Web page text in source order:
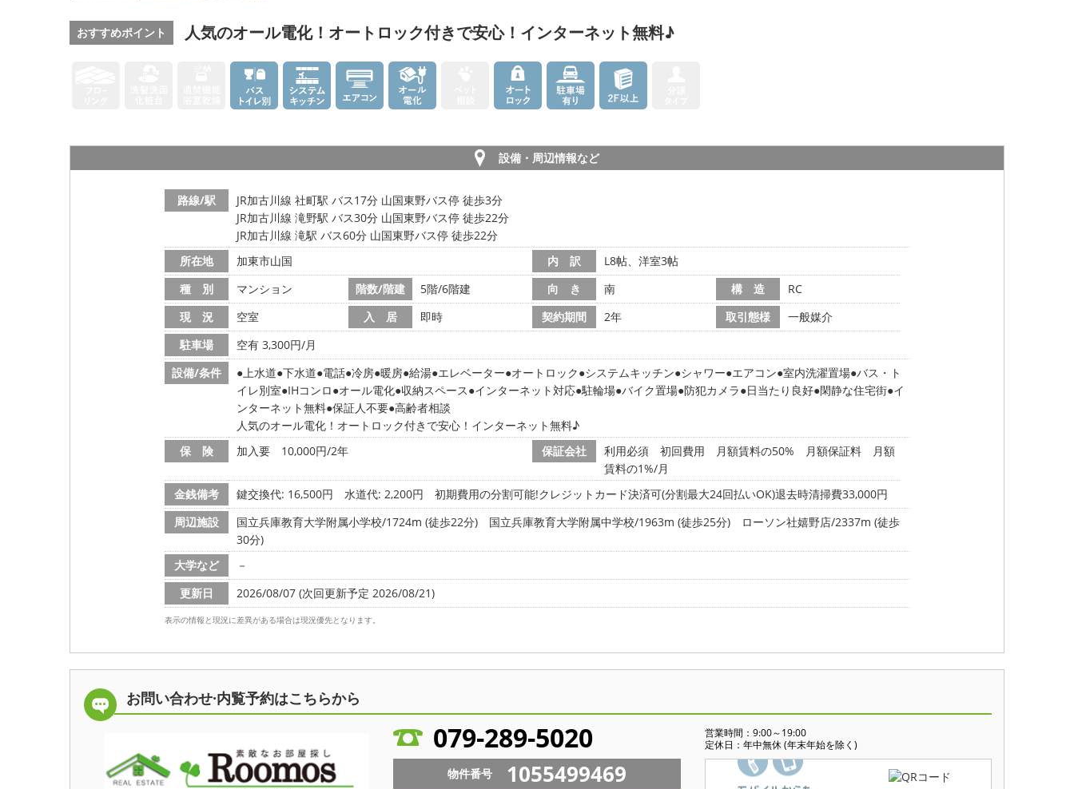
おすすめポイント 人気のオール電化！オートロック付きで安心！インターネット無料♪
設備・周辺情報など
路線/駅
JR加古川線 社町駅 バス17分 山国東野バス停 徒歩3分
JR加古川線 滝野駅 バス30分 山国東野バス停 徒歩22分
JR加古川線 滝駅 バス60分 山国東野バス停 徒歩22分
所在地
加東市山国 内 訳
L8帖、洋室3帖
種 別
マンション 階数/階建 5階/6階建 向 き 南 構 造
RC
現 況
空室 入 居 即時 契約期間 2年 取引態様
一般媒介
駐車場
空有 3,300円/月
設備/条件
上水道 下水道 電話 冷房 暖房 給湯 エレベーター オートロック システムキッチン シャワー エアコン 室内洗濯置場 バス・ト
イレ別室 IHコンロ オール電化 収納スペース インターネット対応 駐輪場 バイク置場 防犯カメラ 日当たり良好 閑静な住宅街 イ
ンターネット無料 保証人不要 高齢者相談
人気のオール電化！オートロック付きで安心！インターネット無料♪
保 険
加入要 10,000円/2年 保証会社
利用必須 初回費用 月額賃料の50% 月額保証料 月額
賃料の1%/月
金銭備考
鍵交換代: 16,500円 水道代: 2,200円
初期費用の分割可能!クレジットカード決済可(分割最大24回払いOK)退去時清掃費33,000円
周辺施設
国立兵庫教育大学附属小学校/1724m (徒歩22分) 国立兵庫教育大学附属中学校/1963m (徒歩25分)
ローソン社嬉野店/2337m (徒歩
30分)
大学など
－
更新日
2026/08/07 (次回更新予定 2026/08/21)
表示の情報と現況に差異がある場合は現況優先となります。
お問い合わせ·内覧予約はこちらから
079-289-5020
営業時間：9:00～19:00
定休日：年中無休 (年末年始を除く)
物件番号 1055499469